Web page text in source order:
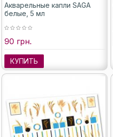
Акварельные капли SAGA
белые, 5 мл
90 грн.
КУПИТЬ